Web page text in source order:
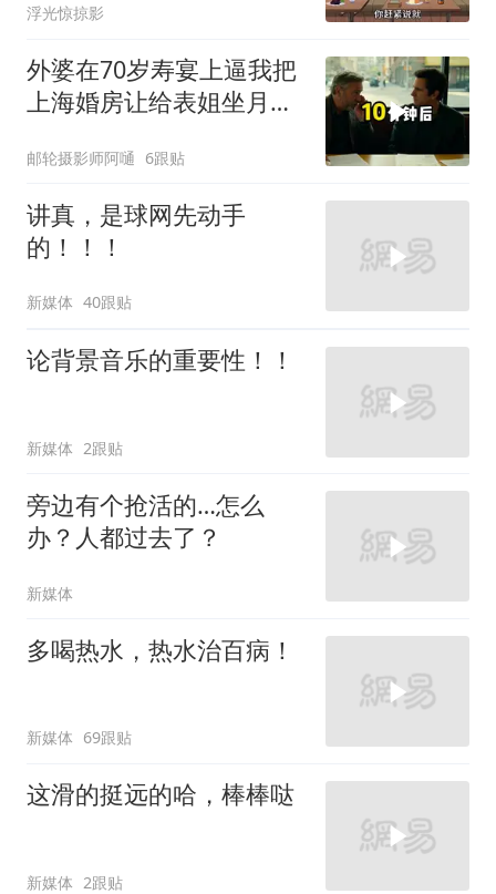
浮光惊掠影
外婆在70岁寿宴上逼我把
上海婚房让给表姐坐月
邮轮摄影师阿嗵 6跟贴
讲真，是球网先动手
的！！！
新媒体 40跟贴
论背景音乐的重要性！！
新媒体 2跟贴
旁边有个抢活的…怎么
办？人都过去了？
新媒体
多喝热水，热水治百病！
新媒体 69跟贴
这滑的挺远的哈，棒棒哒
新媒体 2跟贴